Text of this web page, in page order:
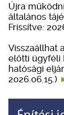
Újra
általános
Frissítve:
Visszaállhat
előtti ügyféli
hatósági
2026.06.15.)